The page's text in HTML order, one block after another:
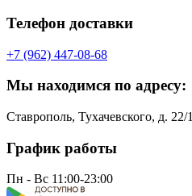
Телефон доставки
+7 (962) 447-08-68
Мы находимся по адресу:
Ставрополь, Тухачевского, д. 22/1
График работы
Пн - Вс 11:00-23:00